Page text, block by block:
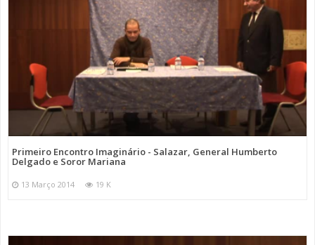
Primeiro Encontro Imaginário - Salazar, General Humberto
Delgado e Soror Mariana
13 Março 2014 19 K